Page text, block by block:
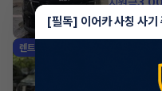
조회 835 방
렌트
[필독] 이어카 사칭 사기